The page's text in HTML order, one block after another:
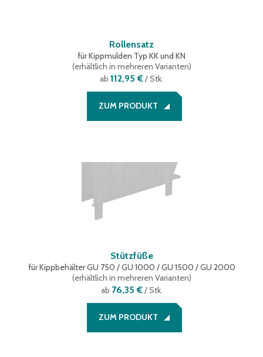
Rollensatz
für Kippmulden Typ KK und KN
(erhältlich in mehreren Varianten)
ab 112,95 €/ Stk.
ZUM PRODUKT
Stützfüße
für Kippbehälter GU 750 / GU 1000 / GU 1500 / GU 2000
(erhältlich in mehreren Varianten)
ab 76,35 €/ Stk.
ZUM PRODUKT